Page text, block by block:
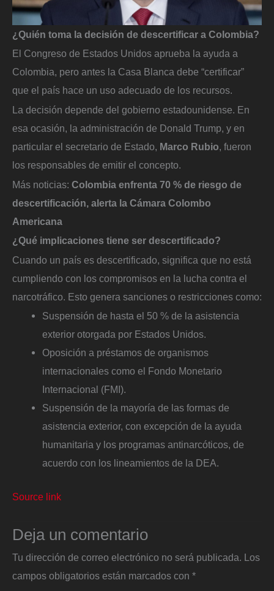
¿Quién toma la decisión de descertificar a Colombia?
El Congreso de Estados Unidos aprueba la ayuda a
Colombia, pero antes la Casa Blanca debe “certificar”
que el país hace un uso adecuado de los recursos.
La decisión depende del gobierno estadounidense. En
esa ocasión, la administración de Donald Trump, y en
particular el secretario de Estado, Marco Rubio, fueron
los responsables de emitir el concepto.
Más noticias: Colombia enfrenta 70 % de riesgo de
descertificación, alerta la Cámara Colombo
Americana
¿Qué implicaciones tiene ser descertificado?
Cuando un país es descertificado, significa que no está
cumpliendo con los compromisos en la lucha contra el
narcotráfico. Esto genera sanciones o restricciones como:
Suspensión de hasta el 50 % de la asistencia
exterior otorgada por Estados Unidos.
Oposición a préstamos de organismos
internacionales como el Fondo Monetario
Internacional (FMI).
Suspensión de la mayoría de las formas de
asistencia exterior, con excepción de la ayuda
humanitaria y los programas antinarcóticos, de
acuerdo con los lineamientos de la DEA.
Source link
Deja un comentario
Tu dirección de correo electrónico no será publicada. Los
campos obligatorios están marcados con *